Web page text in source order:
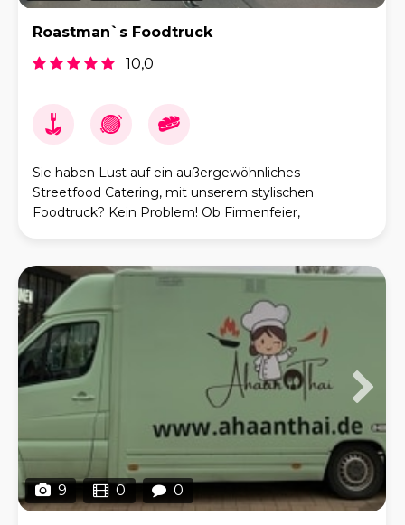
Roastman`s Foodtruck
10,0
Sie haben Lust auf ein außergewöhnliches
Streetfood Catering, mit unserem stylischen
Foodtruck? Kein Problem! Ob Firmenfeier,
9 0 0